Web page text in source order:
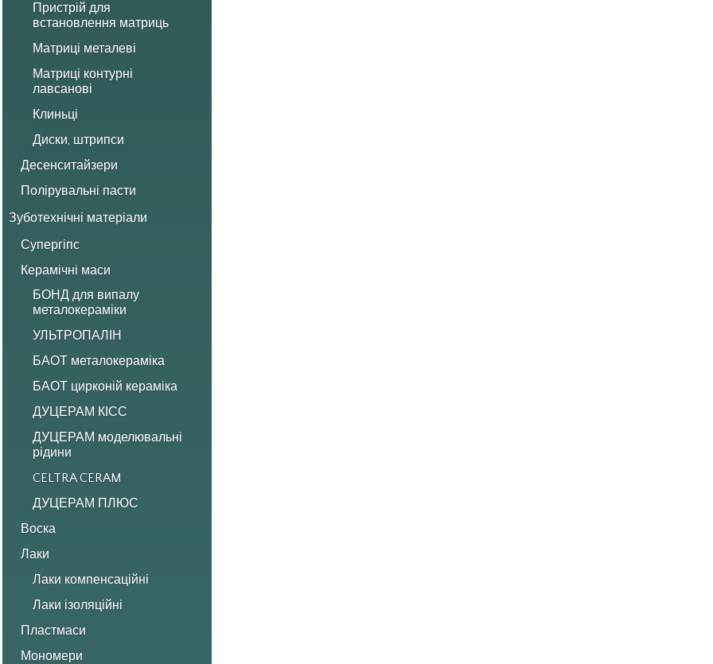
Пристрій для
встановлення матриць
Матриці металеві
Матриці контурні
лавсанові
Клиньці
Диски, штрипси
Десенситайзери
Полірувальні пасти
Зуботехнічні матеріали
Супергіпс
Керамічні маси
БОНД для випалу
металокераміки
УЛЬТРОПАЛІН
БАОТ металокераміка
БАОТ цирконій кераміка
ДУЦЕРАМ КІСС
ДУЦЕРАМ моделювальні
рідини
CELTRA CERAM
ДУЦЕРАМ ПЛЮС
Воска
Лаки
Лаки компенсаційні
Лаки ізоляційні
Пластмаси
Мономери